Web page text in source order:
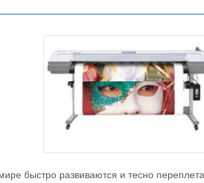
быстро развиваются и тесно